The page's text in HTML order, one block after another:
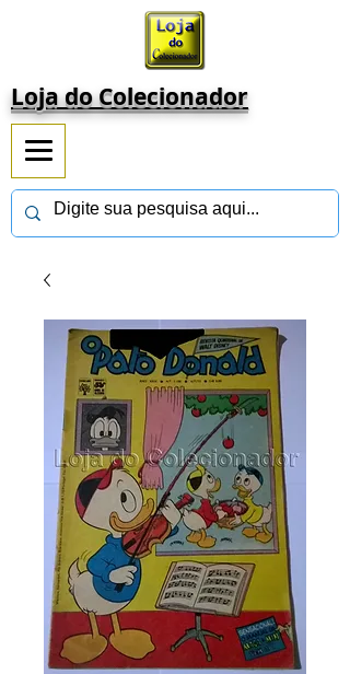
Loja do Colecionador